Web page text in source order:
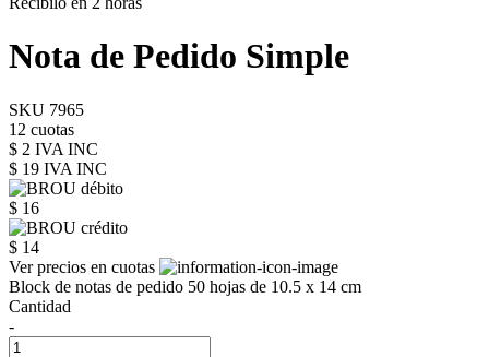
Nota de Pedido Simple
SKU 7965
12 cuotas
$ 2 IVA INC
$ 19 IVA INC
$ 16
$ 14
Ver precios en cuotas
Block de notas de pedido 50 hojas de 10.5 x 14 cm
Cantidad
-